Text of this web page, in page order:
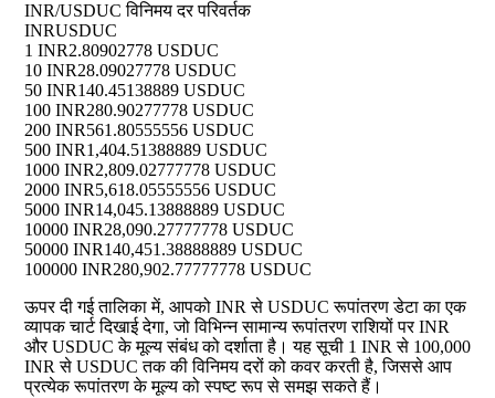
INR/USDUC विनिमय दर परिवर्तक
INRUSDUC
1 INR2.80902778 USDUC
10 INR28.09027778 USDUC
50 INR140.45138889 USDUC
100 INR280.90277778 USDUC
200 INR561.80555556 USDUC
500 INR1,404.51388889 USDUC
1000 INR2,809.02777778 USDUC
2000 INR5,618.05555556 USDUC
5000 INR14,045.13888889 USDUC
10000 INR28,090.27777778 USDUC
50000 INR140,451.38888889 USDUC
100000 INR280,902.77777778 USDUC
ऊपर दी गई तालिका में, आपको INR से USDUC रूपांतरण डेटा का एक
व्यापक चार्ट दिखाई देगा, जो विभिन्न सामान्य रूपांतरण राशियों पर INR
और USDUC के मूल्य संबंध को दर्शाता है। यह सूची 1 INR से 100,000
INR से USDUC तक की विनिमय दरों को कवर करती है, जिससे आप
प्रत्येक रूपांतरण के मूल्य को स्पष्ट रूप से समझ सकते हैं।